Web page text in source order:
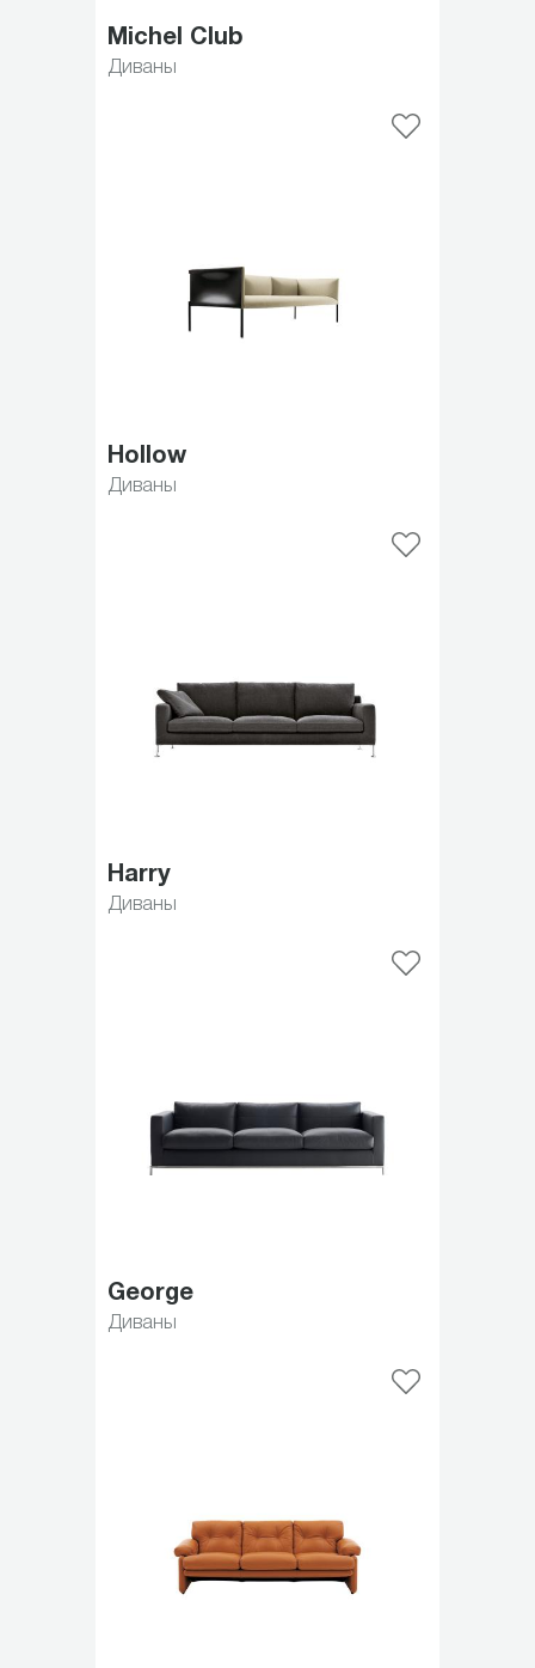
Michel Club
Диваны
Hollow
Диваны
Harry
Диваны
George
Диваны